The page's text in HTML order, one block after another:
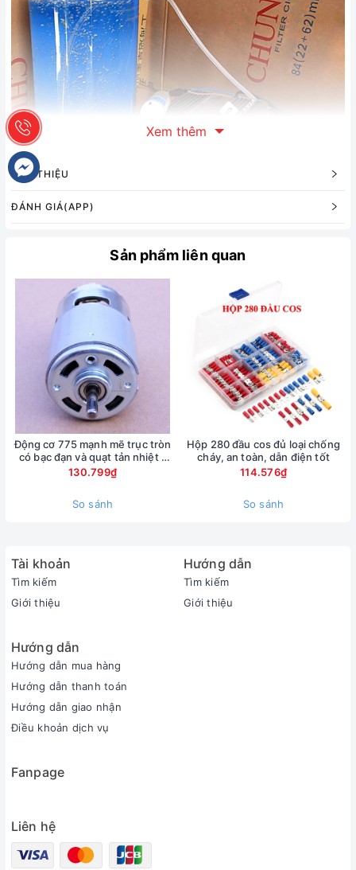
Xem thêm
GIỚI THIỆU
ĐÁNH GIÁ(APP)
Sản phẩm liên quan
Động cơ 775 mạnh mẽ trục tròn
có bạc đạn và quạt tản nhiệt -
điện áp DC 12-30V
130.799₫
So sánh
Hộp 280 đầu cos đủ loại chống
cháy, an toàn, dẫn điện tốt
114.576₫
So sánh
Tài khoản
Tìm kiếm
Giới thiệu
Hướng dẫn
Tìm kiếm
Giới thiệu
Hướng dẫn
Hướng dẫn mua hàng
Hướng dẫn thanh toán
Hướng dẫn giao nhận
Điều khoản dịch vụ
Fanpage
Liên hệ